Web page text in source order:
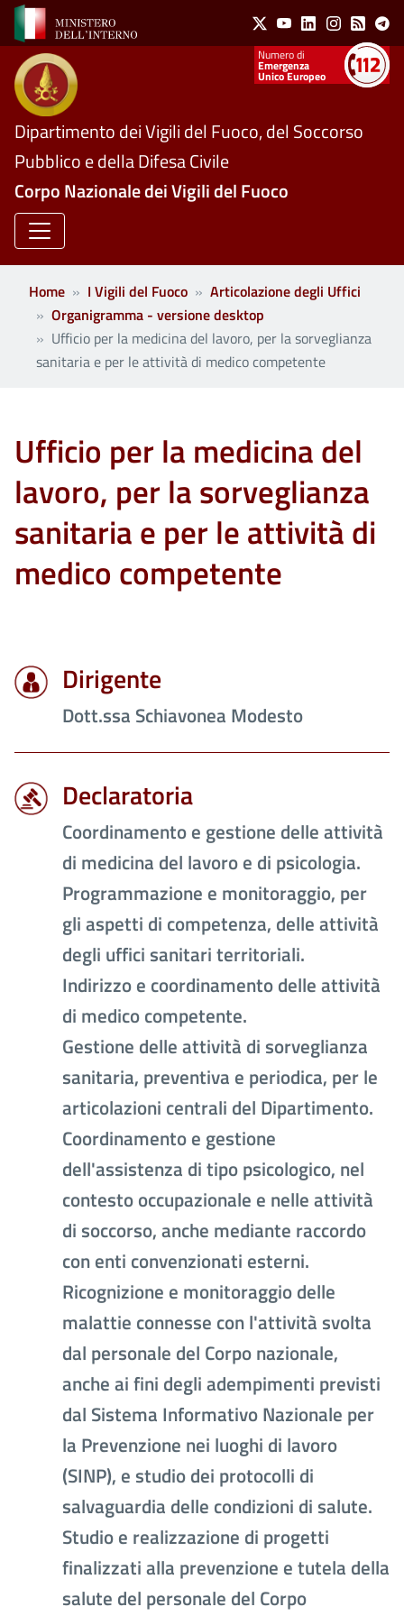
Salta al contenuto principale Social Menu
X YoutubeLinkedinInstagram
Feed
Numeri utili
Emergenza
Unico Europeo
Dipartimento dei Vigili del Fuoco, del Soccorso
Pubblico e della Difesa Civile
Corpo Nazionale dei Vigili del Fuoco
Home I Vigili del Fuoco
Articolazione degli Uffici
Organigramma - versione desktop
Ufficio per la medicina del lavoro, per la sorveglianza
sanitaria e per le attività di medico competente
Ufficio per la medicina del
lavoro, per la sorveglianza
sanitaria e per le attività di
medico competente
Dirigente
Dott.ssa Schiavonea Modesto
Declaratoria
Coordinamento e gestione delle attività
di medicina del lavoro e di psicologia.
Programmazione e monitoraggio, per
gli aspetti di competenza, delle attività
degli uffici sanitari territoriali.
Indirizzo e coordinamento delle attività
di medico competente.
Gestione delle attività di sorveglianza
sanitaria, preventiva e periodica, per le
articolazioni centrali del Dipartimento.
Coordinamento e gestione
dell'assistenza di tipo psicologico, nel
contesto occupazionale e nelle attività
di soccorso, anche mediante raccordo
con enti convenzionati esterni.
Ricognizione e monitoraggio delle
malattie connesse con l'attività svolta
dal personale del Corpo nazionale,
anche ai fini degli adempimenti previsti
dal Sistema Informativo Nazionale per
la Prevenzione nei luoghi di lavoro
(SINP), e studio dei protocolli di
salvaguardia delle condizioni di salute.
Studio e realizzazione di progetti
finalizzati alla prevenzione e tutela della
salute del personale del Corpo